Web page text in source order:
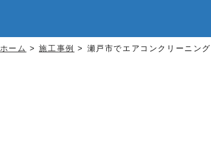
ホーム >施工事例 > 瀬戸市でエアコンクリーニング